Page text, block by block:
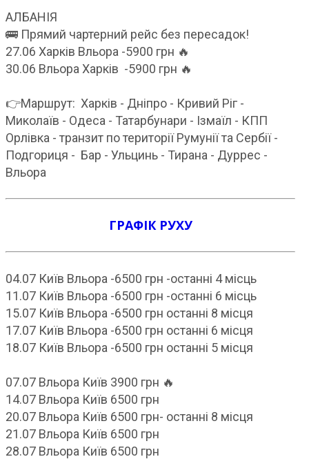
АЛБАНІЯ
🚌 Прямий чартерний рейс без пересадок!
27.06 Харків Вльора -5900 грн 🔥
30.06 Вльора Харків -5900 грн 🔥
👉Маршрут: Харків - Дніпро - Кривий Ріг -
Миколаїв - Одеса - Татарбунари - Ізмаїл - КПП
Орлівка - транзит по території Румунії та Сербії -
Подгориця - Бар - Ульцинь - Тирана - Дуррес -
Вльора
ГРАФІК РУХУ
04.07 Київ Вльора -6500 грн -останні 4 місць
11.07 Київ Вльора -6500 грн -останні 6 місць
15.07 Київ Вльора -6500 грн останні 8 місця
17.07 Київ Вльора -6500 грн останні 6 місця
18.07 Київ Вльора -6500 грн останні 5 місця
07.07 Вльора Київ 3900 грн 🔥
14.07 Вльора Київ 6500 грн
20.07 Вльора Київ 6500 грн- останні 8 місця
21.07 Вльора Київ 6500 грн
28.07 Вльора Київ 6500 грн